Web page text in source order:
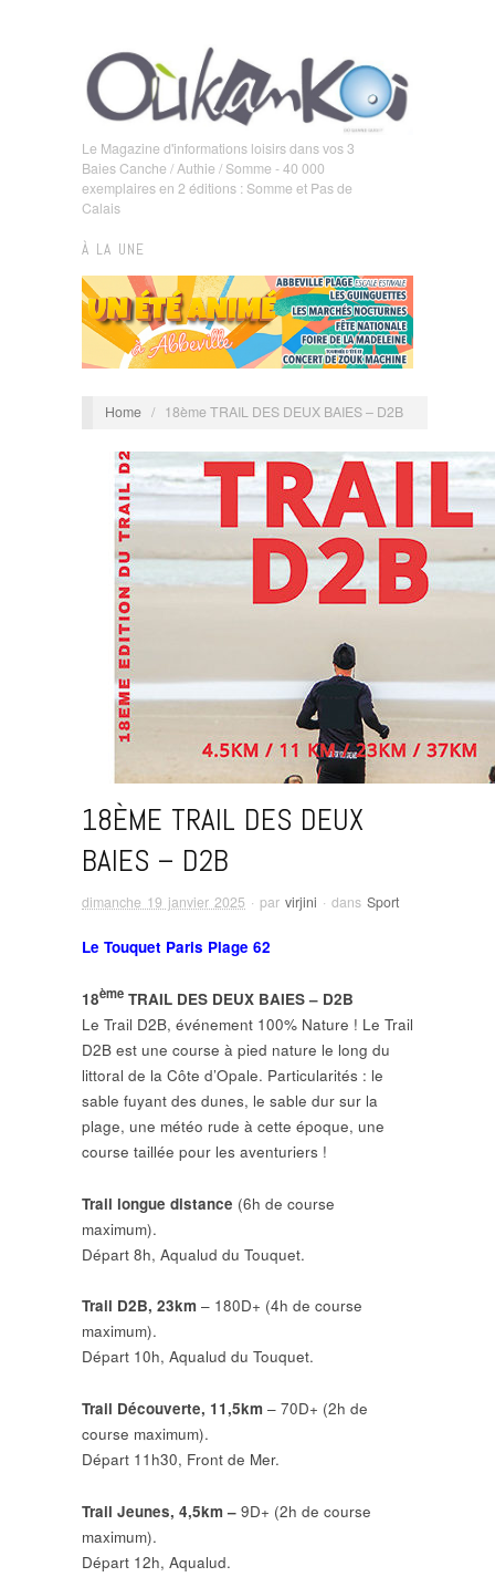
Le Magazine d'informations loisirs dans vos 3
Baies Canche / Authie / Somme - 40 000
exemplaires en 2 éditions : Somme et Pas de
Calais
À LA UNE
Home / 18ème TRAIL DES DEUX BAIES – D2B
18ÈME TRAIL DES DEUX
BAIES – D2B
dimanche 19 janvier 2025 · par virjini · dans Sport
Le Touquet Paris Plage 62
18ème TRAIL DES DEUX BAIES – D2B
Le Trail D2B, événement 100% Nature ! Le Trail
D2B est une course à pied nature le long du
littoral de la Côte d’Opale. Particularités : le
sable fuyant des dunes, le sable dur sur la
plage, une météo rude à cette époque, une
course taillée pour les aventuriers !
Trail longue distance (6h de course
maximum).
Départ 8h, Aqualud du Touquet.
Trail D2B, 23km – 180D+ (4h de course
maximum).
Départ 10h, Aqualud du Touquet.
Trail Découverte, 11,5km – 70D+ (2h de
course maximum).
Départ 11h30, Front de Mer.
Trail Jeunes, 4,5km – 9D+ (2h de course
maximum).
Départ 12h, Aqualud.